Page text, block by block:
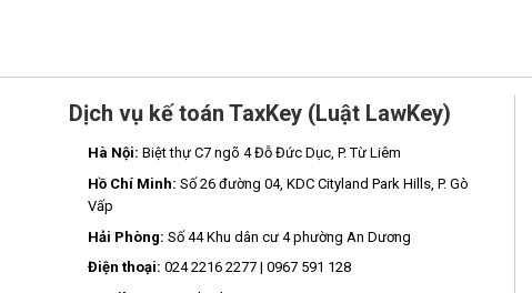
Dịch vụ kế toán TaxKey (Luật LawKey)
Hà Nội: Biệt thự C7 ngõ 4 Đỗ Đức Dục, P. Từ Liêm
Hồ Chí Minh: Số 26 đường 04, KDC Cityland Park Hills, P. Gò
Vấp
Hải Phòng: Số 44 Khu dân cư 4 phường An Dương
Điện thoại: 024 2216 2277 | 0967 591 128